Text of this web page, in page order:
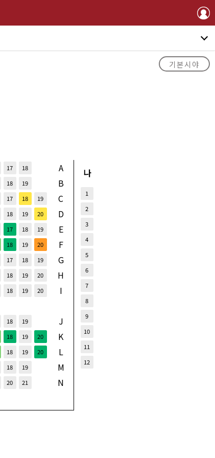
기본시야
17
18
18
19
17 18
19
18 19
20
17 18
19
18 19
20
17 18
19
18 19
20
18 19 20
18
19
18 19
20
18 19
20
18
19
20 21
A
B
C
D
E
F
G
H
I
J
K
L
M
N
나
1
2
3
4
5
6
7
8
9
10
11
12